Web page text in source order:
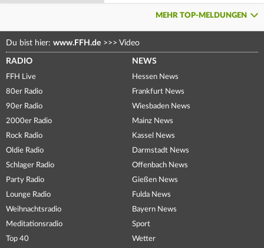
MEHR TOP-MELDUNGEN
Du bist hier: www.FFH.de >>> Video
RADIO
FFH Live
80er Radio
90er Radio
2000er Radio
Rock Radio
Oldie Radio
Schlager Radio
Party Radio
Lounge Radio
Weihnachtsradio
Meditationsradio
Top 40
NEWS
Hessen News
Frankfurt News
Wiesbaden News
Mainz News
Kassel News
Darmstadt News
Offenbach News
Gießen News
Fulda News
Bayern News
Sport
Wetter